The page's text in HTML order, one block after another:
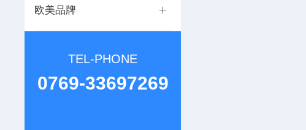
欧美品牌
TEL-PHONE
0769-33697269